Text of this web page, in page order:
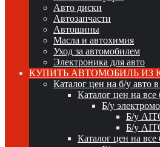
Авто диски
Автозапчасти
Автошины
Масла и автохимия
Уход за автомобилем
Электроника для авто
КУПИТЬ АВТОМОБИЛЬ ИЗ
Каталог цен на б/у авто
Каталог цен на
Б/у
Б/у
Б/у
Каталог цен на